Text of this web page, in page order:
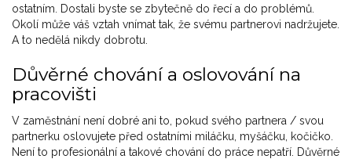
ostatním. Dostali byste se zbytečně do řecí a do problémů.
Okolí může váš vztah vnímat tak, že svému partnerovi nadržujete.
A to nedělá nikdy dobrotu.
Důvěrné chování a oslovování na
pracovišti
V zaměstnání není dobré ani to, pokud svého partnera / svou
partnerku oslovujete před ostatními miláčku, myšáčku, kočičko.
Není to profesionální a takové chování do práce nepatří. Důvěrné